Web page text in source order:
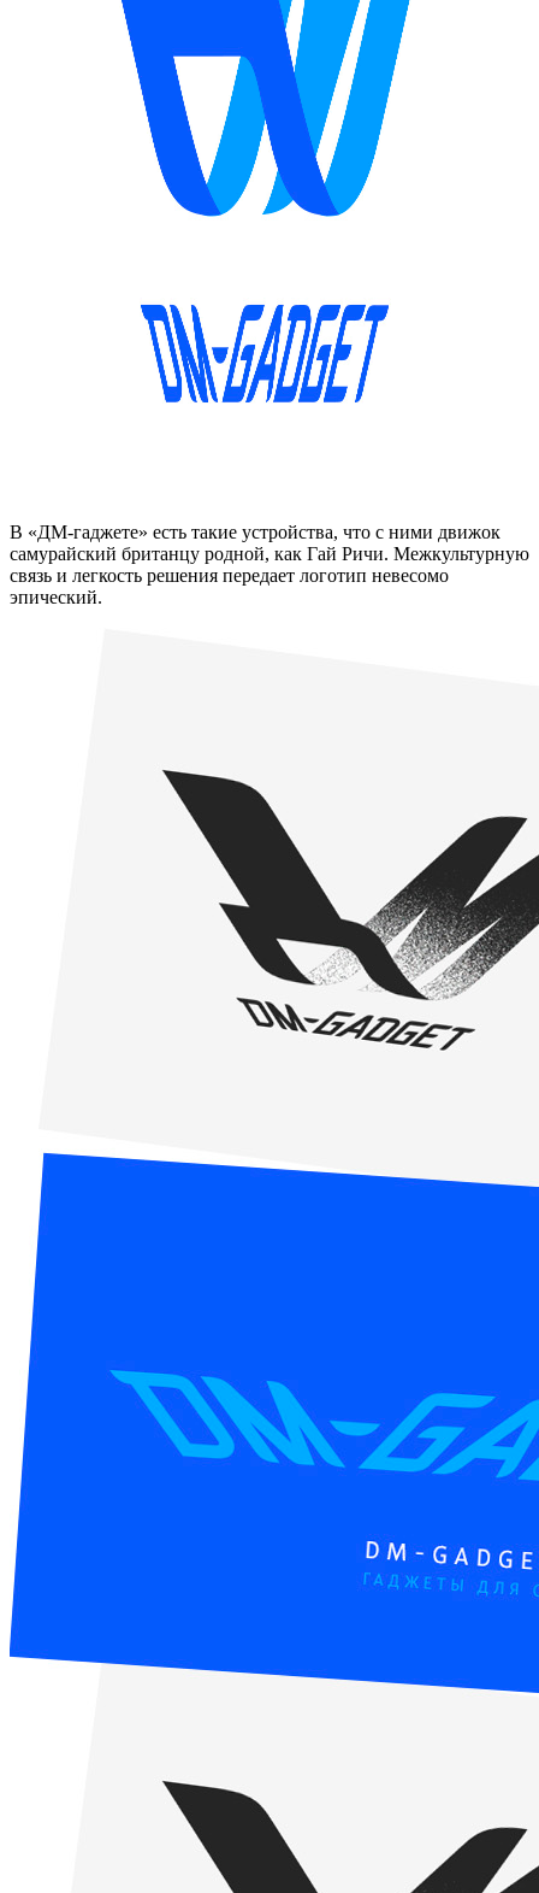
В «ДМ-гаджете» есть такие устройства, что с ними движок
самурайский британцу родной, как Гай Ричи. Межкультурную
связь и легкость решения передает логотип невесомо
эпический.